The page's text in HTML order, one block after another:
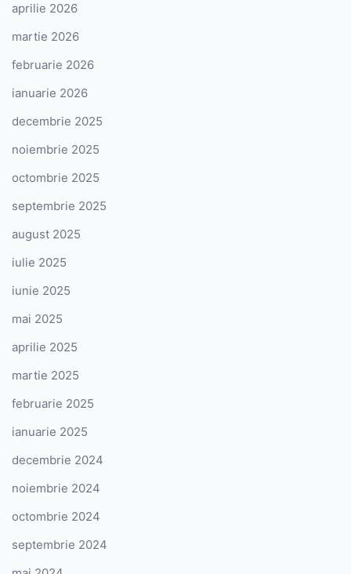
aprilie 2026
martie 2026
februarie 2026
ianuarie 2026
decembrie 2025
noiembrie 2025
octombrie 2025
septembrie 2025
august 2025
iulie 2025
iunie 2025
mai 2025
aprilie 2025
martie 2025
februarie 2025
ianuarie 2025
decembrie 2024
noiembrie 2024
octombrie 2024
septembrie 2024